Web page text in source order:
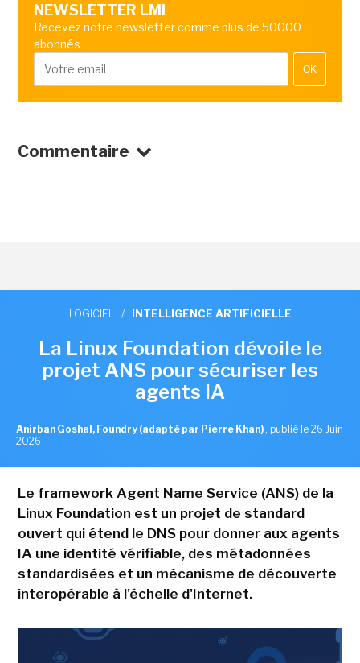
NEWSLETTER LMI
Recevez notre newsletter comme plus de 50000
abonnés
OK
Commentaire
LOGICIEL / INTELLIGENCE ARTIFICIELLE
La Linux Foundation dévoile le
projet ANS pour sécuriser les
agents IA
Anirban Goshal, Foundry (adapté par Pierre Khan) , publié le 26 Juin
2026
Le framework Agent Name Service (ANS) de la
Linux Foundation est un projet de standard
ouvert qui étend le DNS pour donner aux agents
IA une identité vérifiable, des métadonnées
standardisées et un mécanisme de découverte
interopérable à l'échelle d'Internet.